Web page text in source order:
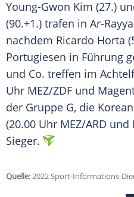
Young-Gwon Kim (27.)
(90.+1.) trafen in Ar-
nachdem Ricardo Horta
Portugiesen in Führung
und Co. treffen im
Uhr MEZ/ZDF und
der Gruppe G, die
(20.00 Uhr MEZ/ARD
Sieger.
Quelle:2022 Sport-Informations-